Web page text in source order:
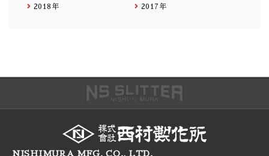
2018年 2017年
NISHIMURA MFG. CO., LTD.